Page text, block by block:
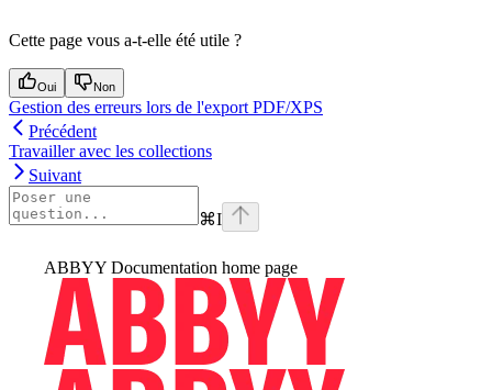
Cette page vous a-t-elle été utile ?
Oui Non
Gestion des erreurs lors de l'export PDF/XPS
Précédent
Travailler avec les collections
Suivant
⌘I
ABBYY Documentation home page